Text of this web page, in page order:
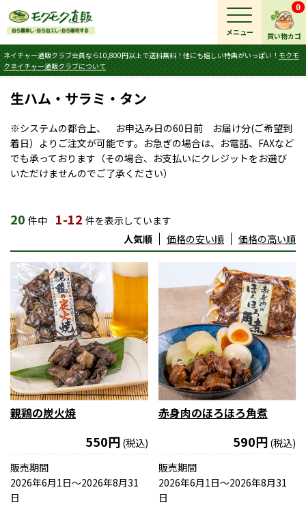
買い物カゴ
0
ネイチャー通販クラブ会員なら10,800円以上で送料無料！他にも嬉しい特典がいっぱい！ モクモ
クネイチャー通販クラブについて
メニュー
生ハム・サラミ・タン
※システムの都合上、 お申込み日の60日前 お届け分(ご希望到
着日）よりご注文が可能です。お急ぎの場合は、お電話、FAXなど
でも承っております（その場合、お支払いにクレジットをお選び
いただけませんのでご了承ください）
20 件中 1-12 件を表示しています
人気順
価格の安い順 価格の高い順
親鶏の炭火焼
550円 (税込)
販売期間
2026年6月1日〜2026年8月31
日
赤身肉のほろほろ角煮
590円 (税込)
販売期間
2026年6月1日〜2026年8月31
日